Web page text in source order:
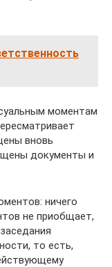
моментам
вновь
документы и
ничего
не приобщает,
то есть,